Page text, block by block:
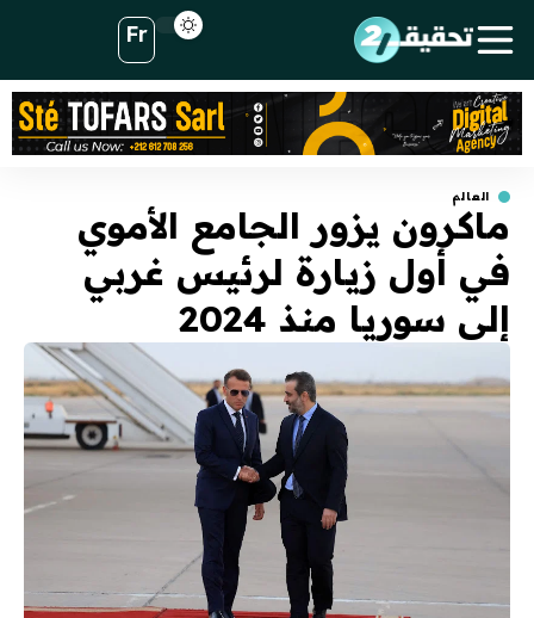
Fr
العالم
ماكرون يزور الجامع الأموي
في أول زيارة لرئيس غربي
إلى سوريا منذ 2024